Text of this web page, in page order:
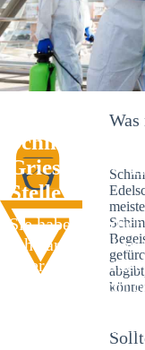
Griesbach –
Stelle
Sie haben kürzlich
schwarze Flecken
Ihrer Wand
Schlechte
Schimmelbefall in